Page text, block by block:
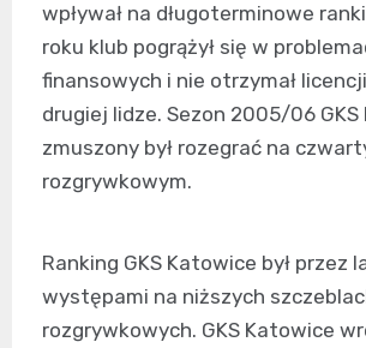
wpływał na długoterminowe
roku klub pogrążył się w
finansowych i nie otrzymał
drugiej lidze. Sezon 2005/06
zmuszony był rozegrać na
rozgrywkowym.
Ranking GKS Katowice był przez
występami na niższych
rozgrywkowych. GKS Katowice